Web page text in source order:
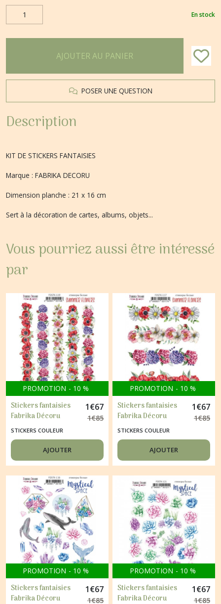
En stock
AJOUTER AU PANIER
POSER UNE QUESTION
Description
KIT DE STICKERS FANTAISIES
Marque : FABRIKA DECORU
Dimension planche : 21 x 16 cm
Sert à la décoration de cartes, albums, objets...
Vous pourriez aussi être intéressé
par
PROMOTION - 10 %
Stickers fantaisies
Fabrika Décoru
SUMMER FLOWERS
119
1€67
1€85
STICKERS COULEUR
AJOUTER
PROMOTION - 10 %
Stickers fantaisies
Fabrika Décoru
SUMMER FLOWERS
117
1€67
1€85
STICKERS COULEUR
AJOUTER
PROMOTION - 10 %
Stickers fantaisies
Fabrika Décoru
1€67
1€85
PROMOTION - 10 %
Stickers fantaisies
Fabrika Décoru
1€67
1€85